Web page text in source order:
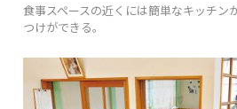
食事スペースの近くには簡単なキッチン
つけができる。